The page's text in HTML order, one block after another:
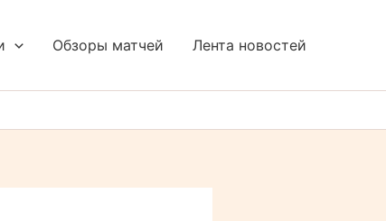
Обзоры матчей Лента новостей